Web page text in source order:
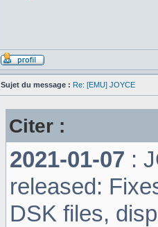
Sujet du message : Re: [EMU] JOYCE
Citer :
2021-01-07 :
released:
DSK files,